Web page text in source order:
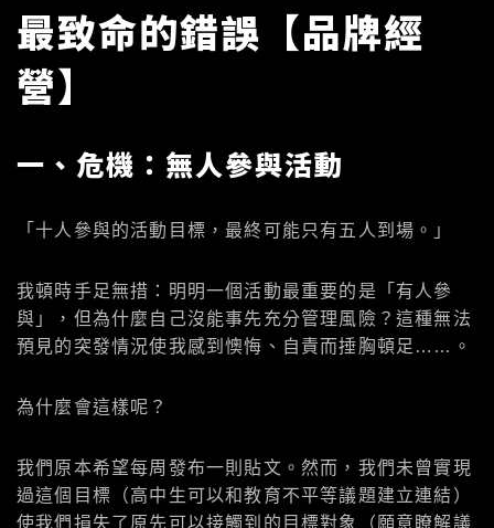
最致命的錯誤【品牌經
營】
一、危機：無人參與活動
「十人參與的活動目標，最終可能只有五人到場。」
我頓時手足無措：明明一個活動最重要的是「有人參
與」，但為什麼自己沒能事先充分管理風險？這種無法
預見的突發情況使我感到懊悔、自責而捶胸頓足……。
為什麼會這樣呢？
我們原本希望每周發布一則貼文。然而，我們未曾實現
過這個目標（高中生可以和教育不平等議題建立連結）
使我們損失了原先可以接觸到的目標對象（願意瞭解議